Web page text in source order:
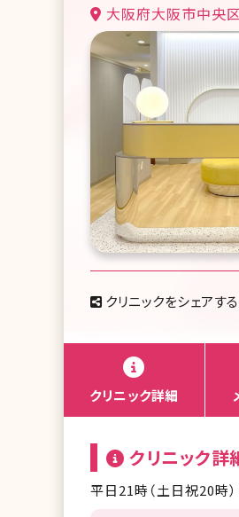
大阪府大阪市中央
クリニックをシェアする
クリニック詳細
クリニック詳
平日21時（土日祝20時